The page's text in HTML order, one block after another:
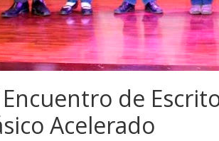
Encuentro de
Acelerado